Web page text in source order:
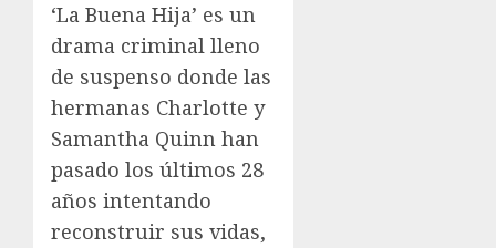
‘La Buena Hija’ es un
drama criminal lleno
de suspenso donde las
hermanas Charlotte y
Samantha Quinn han
pasado los últimos 28
años intentando
reconstruir sus vidas,